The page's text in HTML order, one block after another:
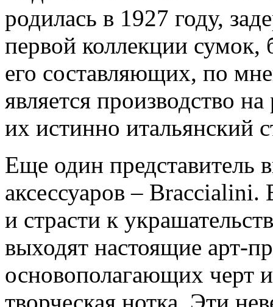
родилась в 1927 году,
первой коллекции
его составляющих, по
является производство
их истинно итальянский
Еще один представитель
аксессуаров – Braccialini.
и страсти к
выходят настоящие арт-
основополагающих черт
творческая нотка. Эти